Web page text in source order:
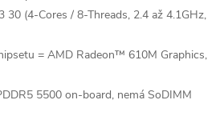
(4-Cores / 8-Threads, 2.4 až 4.1GHz,
= AMD Radeon™ 610M Graphics,
5500 on-board, nemá SoDIMM